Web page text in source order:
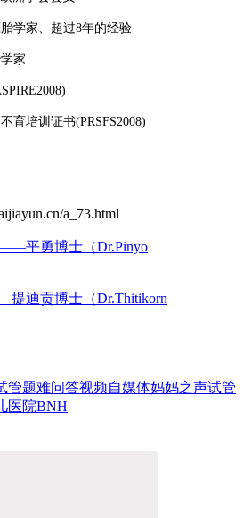
学家、超过8年的经验
家
育培训证书(PRSFS2008)
a_73.html
平勇博士（Dr.Pinyo
迪贡博士（Dr.Thitikorn
管题难问答视频自媒体妈妈之声试管
医院BNH